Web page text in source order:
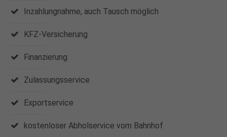
Inzahlungnahme, auch Tausch möglich
KFZ-Versicherung
Finanzierung
Zulassungsservice
Exportservice
kostenloser Abholservice vom Bahnhof